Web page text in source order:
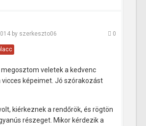
by szerkeszto06 0
megosztom veletek a kedvenc
vicces képeimet. Jó szórakozást
kiérkeznek a rendőrök, és rögtön
részeget. Mikor kérdezik a